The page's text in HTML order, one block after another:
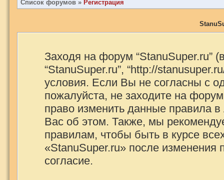
Список форумов » Регистрация
Заходя на форум
“StanuSuper.ru”, “http://
условия. Если Вы не согласны с
пожалуйста, не заходите на
право изменить данные правила
Вас об этом. Также, мы
правилам, чтобы быть в курсе
«StanuSuper.ru» после
согласие.